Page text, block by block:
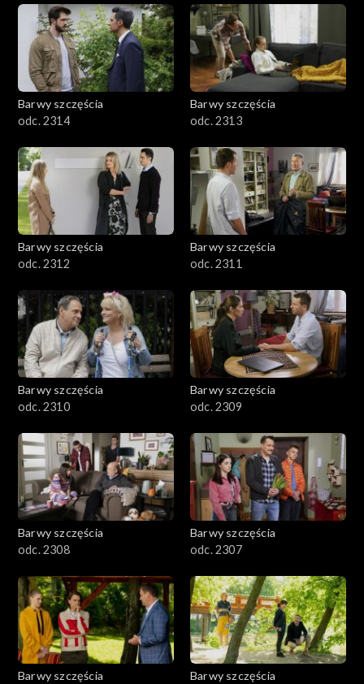
Barwy szczęścia
odc. 2314
Barwy szczęścia
odc. 2313
Barwy szczęścia
odc. 2312
Barwy szczęścia
odc. 2311
Barwy szczęścia
odc. 2310
Barwy szczęścia
odc. 2309
Barwy szczęścia
odc. 2308
Barwy szczęścia
odc. 2307
Barwy szczęścia
Barwy szczęścia